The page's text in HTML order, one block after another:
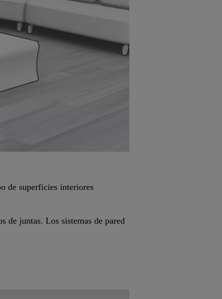
de superficies interiores
de juntas. Los sistemas de pared